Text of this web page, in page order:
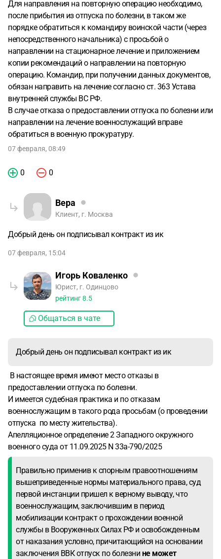
Для направления на повторную операцию необходимо,
после прибытия из отпуска по болезни, в таком же
порядке обратиться к командиру воинской части (через
непосредственного начальника) с просьбой о
направлении на стационарное лечение и приложением
копии рекомендаций о направлении на повторную
операцию. Командир, при получении данных документов,
обязан направить на лечение согласно ст. 363 Устава
внутренней службы ВС РФ.
В случае отказа о предоставлении отпуска по болезни или
направлении на лечение военнослужащий вправе
обратиться в военную прокуратуру.
07 февраля, 08:49
0 0
Вера
Клиент, г. Москва
Добрый день он подписывал контракт из ик
07 февраля, 15:04
Игорь Коваленко
Юрист, г. Одинцово
рейтинг8.5
Общаться в чате
Добрый день он подписывал контракт из ик
В настоящее время имеют место отказы в
предоставлении отпуска по болезни.
И имеется судебная практика и по отказам
военнослужащим в такого рода просьбам (о проведении
отпуска по месту жительства).
Апелляционное определение 2 Западного окружного
военного суда от 11.09.2025 N 33а-790/2025
Правильно применив к спорным правоотношениям
вышеприведенные нормы материального права, суд
первой инстанции пришел к верному выводу, что
военнослужащим, заключившим в период
мобилизации контракт о прохождении военной
службы в Вооруженных Силах РФ и освобожденным
от наказания условно, причитающийся на основании
заключения ВВК отпуск по болезни не может